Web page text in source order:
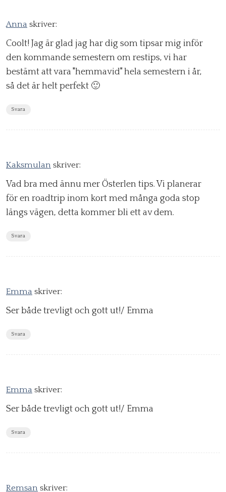
Anna skriver:
Coolt! Jag är glad jag har dig som tipsar mig inför
den kommande semestern om restips, vi har
bestämt att vara "hemmavid" hela semestern i år,
så det är helt perfekt 🙂
Svara
Kaksmulan skriver:
Vad bra med ännu mer Österlen tips. Vi planerar
för en roadtrip inom kort med många goda stop
längs vägen, detta kommer bli ett av dem.
Svara
Emma skriver:
Ser både trevligt och gott ut!/ Emma
Svara
Emma skriver:
Ser både trevligt och gott ut!/ Emma
Svara
Remsan skriver: